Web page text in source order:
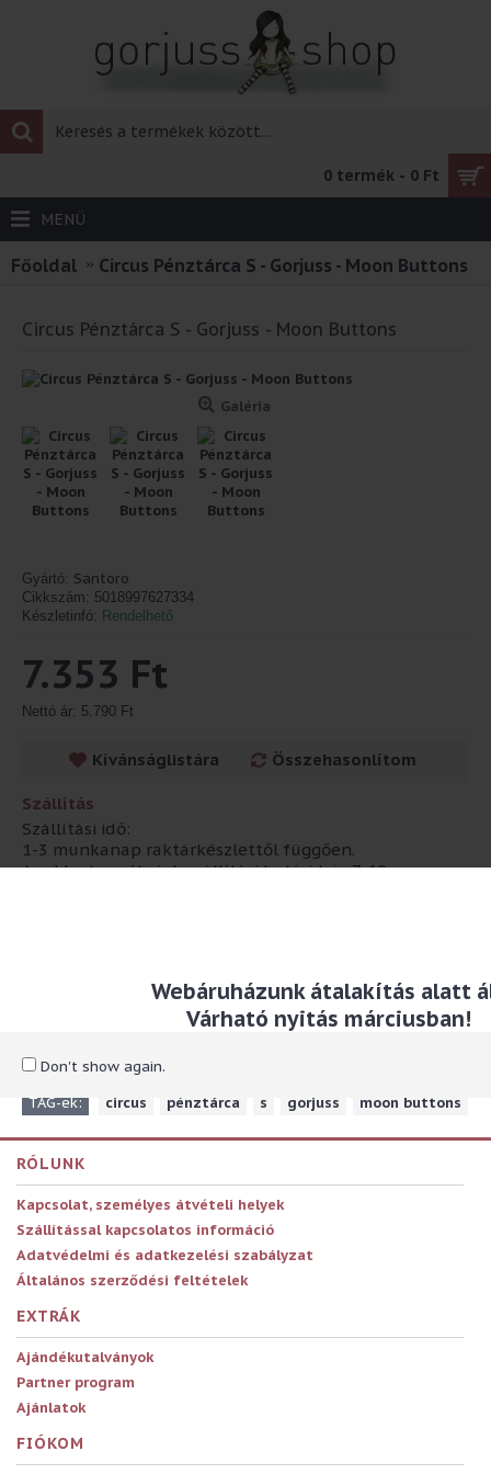
Webáruházunk átalakítás alatt
Várható nyitás márciusban!
Don't show again.
0 termék - 0 Ft
MENÜ
Főoldal Circus Pénztárca S - Gorjuss - Moon Buttons
Circus Pénztárca S - Gorjuss - Moon Buttons
Galéria
Gyártó: Santoro
Cikkszám: 5018997627334
Készletinfó: Rendelhető
7.353 Ft
Nettó ár: 5.790 Ft
Kívánságlistára Összehasonlítom
Szállítás
Szállítási idő:
1-3 munkanap raktárkészlettől függően.
Anekke termékeink szállítási határideje 7-10
TAG-ek: circus pénztárca s gorjuss moon buttons
RÓLUNK
Kapcsolat, személyes átvételi helyek
Szállítással kapcsolatos információ
Adatvédelmi és adatkezelési szabályzat
Általános szerződési feltételek
EXTRÁK
Ajándékutalványok
Partner program
Ajánlatok
FIÓKOM